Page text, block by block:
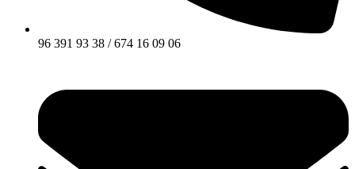
96 391 93 38 / 674 16 09 06